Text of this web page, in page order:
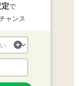
で
ャンス